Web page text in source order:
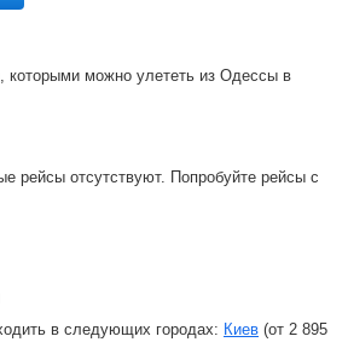
которыми можно улететь из Одессы в
рейсы отсутствуют. Попробуйте рейсы с
в следующих городах: Киев (от 2 895